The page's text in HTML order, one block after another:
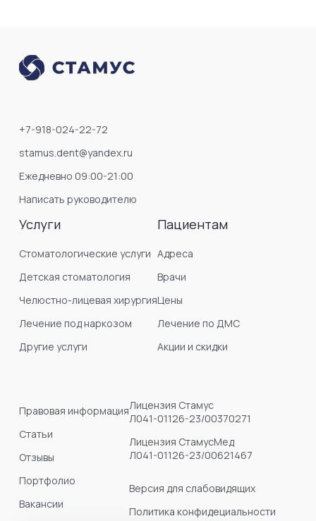
+7-918-024-22-72
stamus.dent@yandex.ru
Ежедневно 09:00-21:00
Написать руководителю
Услуги
Стоматологические услуги
Детская стоматология
Челюстно-лицевая хирургия
Лечение под наркозом
Другие услуги
Пациентам
Адреса
Врачи
Цены
Лечение по ДМС
Акции и скидки
Правовая информация
Статьи
Отзывы
Портфолио
Вакансии
Лицензия Стамус
Л041-01126-23/00370271
Лицензия СтамусМед
Л041-01126-23/00621467
Версия для слабовидящих
Политика конфидециальности